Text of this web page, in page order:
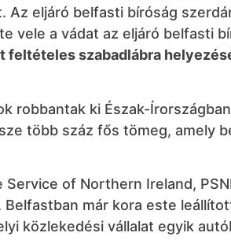
Az eljáró belfasti bíróság
vele a vádat az eljáró belfasti
feltételes szabadlábra
robbantak ki Észak-
több száz fős tömeg, amely
Service of Northern Ireland,
már kora este
közlekedési vállalat egyik